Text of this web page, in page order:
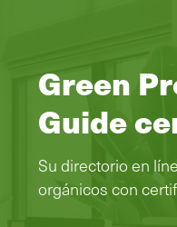
Green
Guide
Su directorio en
orgánicos con